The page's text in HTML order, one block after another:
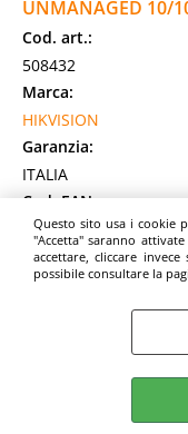
Questo sito usa i cookie
"Accetta" saranno
accettare, cliccare
possibile consultare la
UNMANAGED 10/
Cod. art.:
508432
Marca:
HIKVISION
Garanzia:
ITALIA
Cod. EAN:
6941264011279
Cod. Produttore:
DS-3E0108D-E
Hikvision DS-
(10/100), Quantità di
1000 voci, Capacità